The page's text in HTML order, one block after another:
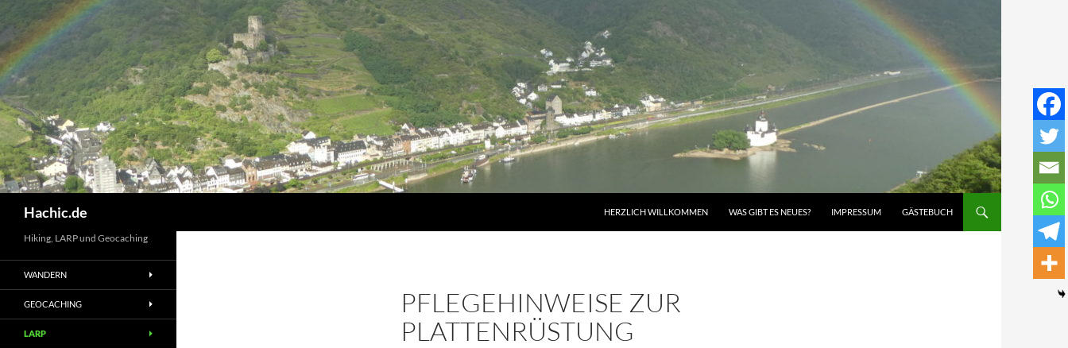
Hachic.de HERZLICH WILLKOMMEN WAS GIBT ES NEUES? IMPRESSUM GÄSTEBUCH
PFLEGEHINWEISE ZUR
PLATTENRÜSTUNG
Hiking, LARP und Geocaching
WANDERN
GEOCACHING
LARP